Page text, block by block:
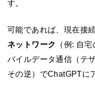
す。
可能であれば、現在接
ネットワーク
（例: 自
バイルデータ通信（テ
その逆）でChatGPTに